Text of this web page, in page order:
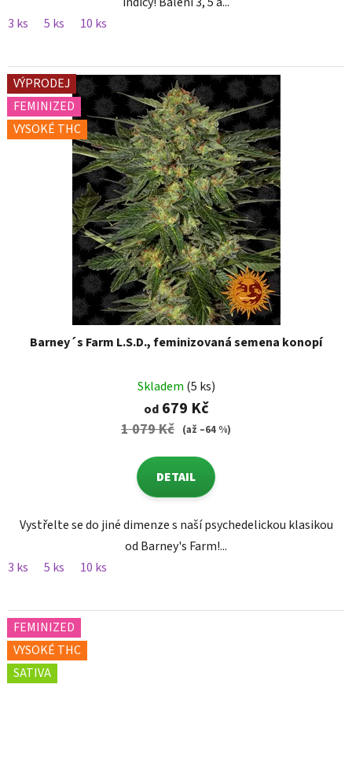
3 ks
5 ks 10 ks
VÝPRODEJ
FEMINIZED
VYSOKÉ THC
Barney´s Farm L.S.D., feminizovaná semena konopí
Skladem (5 ks)
od679 Kč
1 079 Kč (až –64 %)
DETAIL
Vystřelte se do jiné dimenze s naší psychedelickou klasikou
od Barney's Farm!...
3 ks
5 ks 10 ks
FEMINIZED
VYSOKÉ THC
SATIVA